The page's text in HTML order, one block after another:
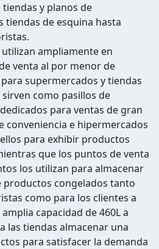
y planos de
tiendas de esquina hasta
ampliamente en
venta al por menor de
supermercados y tiendas
como pasillos de
para ventas de gran
conveniencia e hipermercados
para exhibir productos
que los puntos de venta
los utilizan para almacenar
productos congelados tanto
como para los clientes a
capacidad de 460L a
las tiendas almacenar una
para satisfacer la demanda